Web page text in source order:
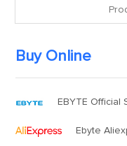
Buy Online
EBYTE Official
Ebyte